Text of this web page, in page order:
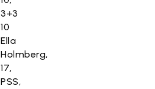
3+3
10
Ella
Holmberg,
17,
PSS,